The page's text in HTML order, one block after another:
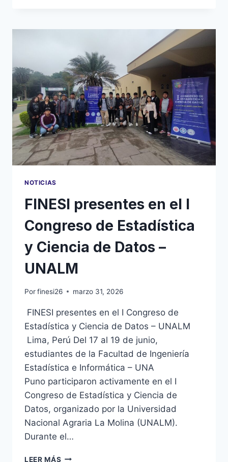
NOTICIAS
FINESI presentes en el I
Congreso de Estadística
y Ciencia de Datos –
UNALM
Porfinesi26 marzo 31, 2026
FINESI presentes en el I Congreso de
Estadística y Ciencia de Datos – UNALM
Lima, Perú Del 17 al 19 de junio,
estudiantes de la Facultad de Ingeniería
Estadística e Informática – UNA
Puno participaron activamente en el I
Congreso de Estadística y Ciencia de
Datos, organizado por la Universidad
Nacional Agraria La Molina (UNALM).
Durante el…
LEER MÁS FINESI